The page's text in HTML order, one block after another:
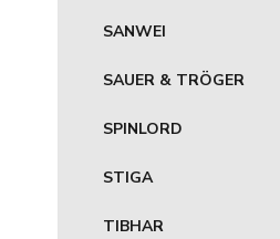
SANWEI
SAUER & TRÖGER
SPINLORD
STIGA
TIBHAR